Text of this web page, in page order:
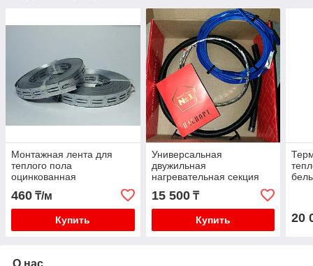
Монтажная лента для
теплого пола
оцинкованная
460 ₸/м
Купить
Универсальная
двужильная
нагревательная секция
"Теплый пол №1"
(СТСП)-10.6-150Вт
15 500₸
Купить 20